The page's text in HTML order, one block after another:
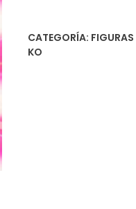
CATEGORÍA: FIGURAS
KO